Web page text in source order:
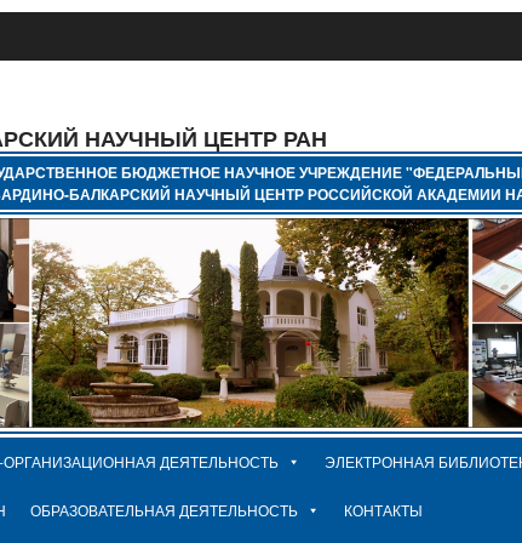
НАУЧНЫЙ ЦЕНТР РАН
БЮДЖЕТНОЕ НАУЧНОЕ УЧРЕЖДЕНИЕ
БАЛКАРСКИЙ НАУЧНЫЙ ЦЕНТР РОССИЙСКОЙ АКАДЕМИИ
ОРГАНИЗАЦИОННАЯ ДЕЯТЕЛЬНОСТЬ ЭЛЕКТРОННАЯ
ОБРАЗОВАТЕЛЬНАЯ ДЕЯТЕЛЬНОСТЬ КОНТАКТЫ